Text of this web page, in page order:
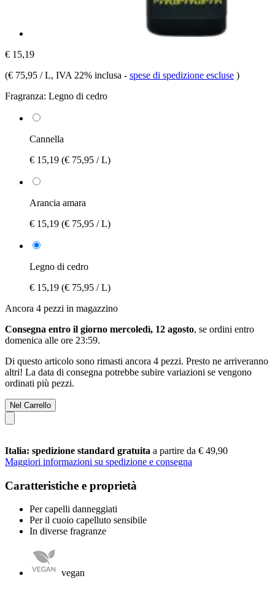
€ 15,19
(€ 75,95 / L, IVA 22% inclusa - spese di spedizione escluse )
Fragranza: Legno di cedro
Cannella
€ 15,19 (€ 75,95 / L)
Arancia amara
€ 15,19 (€ 75,95 / L)
Legno di cedro
€ 15,19 (€ 75,95 / L)
Ancora 4 pezzi in magazzino
Consegna entro il giorno mercoledì, 12 agosto, se ordini entro
domenica alle ore 23:59.
Di questo articolo sono rimasti ancora 4 pezzi. Presto ne arriveranno
altri! La data di consegna potrebbe subire variazioni se vengono
ordinati più pezzi.
Nel Carrello
Italia: spedizione standard gratuita a partire da € 49,90
Maggiori informazioni su spedizione e consegna
Caratteristiche e proprietà
Per capelli danneggiati
Per il cuoio capelluto sensibile
In diverse fragranze
vegan